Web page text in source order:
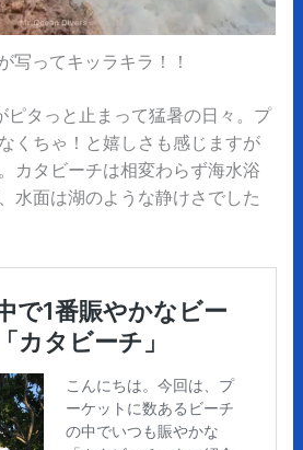
写ってキッラキラ！！
ピタっと止まって猛暑の日々。プ
くちゃ！と嬉しさも感じますが
カタビーチは相変わらず海水浴
水面は湖のような静けさでした